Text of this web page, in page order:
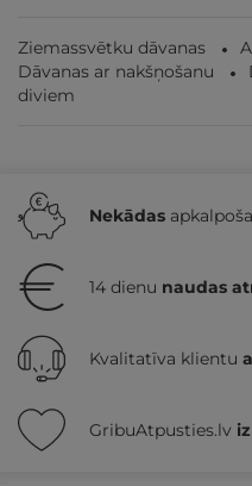
Ziemassvētku dāvanas
Dāvanas ar nakšņošanu
diviem
Nekādas
14 dienu naudas
Kvalitatīva klientu
GribuAtpusties.lv